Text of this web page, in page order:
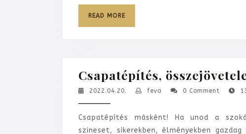
READ MOREREAD
Csapatépítés,
2022.04.20. 2022.04.20.
feva feva 0 Comment
Csapatépítés másként! Ha unod a
szineset, sikerekben, élményekben